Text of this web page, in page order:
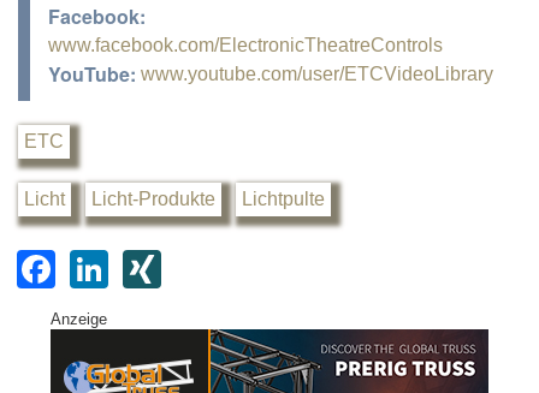
Facebook:
www.facebook.com/ElectronicTheatreControls
YouTube: www.youtube.com/user/ETCVideoLibrary
ETC
Licht Licht-Produkte Lichtpulte
F
a
c
e
Li
k
e
G
Anzeige